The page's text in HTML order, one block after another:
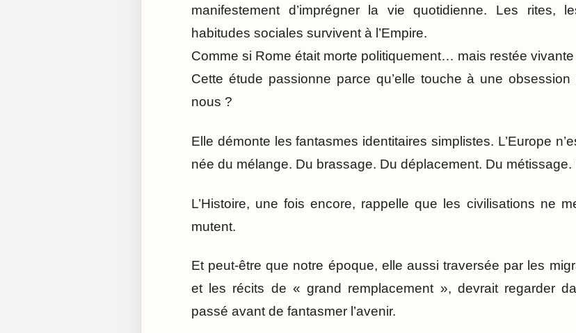
manifestement d’imprégner la vie quotidienne. Les rites,
habitudes sociales survivent à l’Empire.
Comme si Rome était morte politiquement… mais restée
Cette étude passionne parce qu’elle touche à une
nous ?
Elle démonte les fantasmes identitaires simplistes. L’Europe
née du mélange. Du brassage. Du déplacement. Du métissage.
L’Histoire, une fois encore, rappelle que les civilisations ne
mutent.
Et peut-être que notre époque, elle aussi traversée par les
et les récits de « grand remplacement », devrait regarder
passé avant de fantasmer l’avenir.